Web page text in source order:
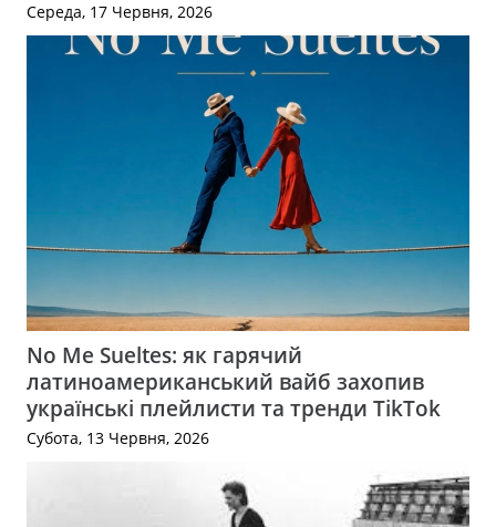
Середа, 17 Червня, 2026
No Me Sueltes: як гарячий
латиноамериканський вайб захопив
українські плейлисти та тренди TikTok
Субота, 13 Червня, 2026